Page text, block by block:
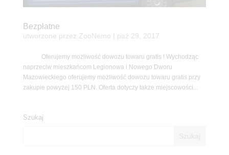
Bezpłatne
utworzone przez ZooNemo paź 29, 2017
Oferujemy możliwość dowozu towaru gratis ! Wychodząc
naprzeciw mieszkańcom Legionowa i Nowego Dworu
Mazowieckiego oferujemy możliwość dowozu towaru gratis przy
zakupie powyżej 150 PLN. Oferta dotyczy także miejscowości...
Szukaj